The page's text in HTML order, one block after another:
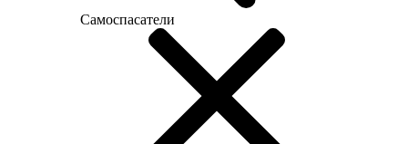
Самоспасатели